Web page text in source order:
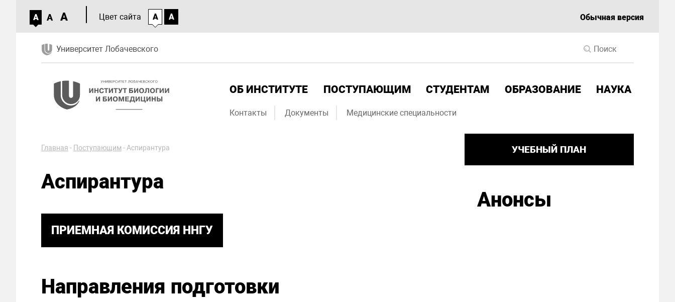
A A A Цвет сайта A A Обычная версия
Университет Лобачевского
ОБ ИНСТИТУТЕ ПОСТУПАЮЩИМ СТУДЕНТАМ ОБРАЗОВАНИЕ НАУКА
Контакты Документы Медицинские специальности
Главная - Поступающим -Аспирантура
Аспирантура
ПРИЕМНАЯ КОМИССИЯ ННГУ
Направления подготовки
УЧЕБНЫЙ ПЛАН
Анонсы